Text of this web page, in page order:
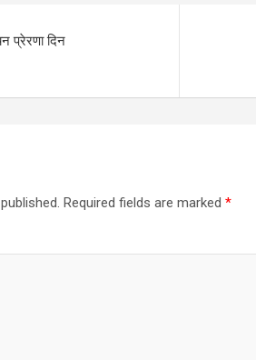
प्रेरणा दिन
Required fields are marked *